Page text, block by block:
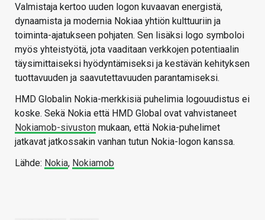
Valmistaja kertoo uuden logon kuvaavan energistä,
dynaamista ja modernia Nokiaa yhtiön kulttuuriin ja
toiminta-ajatukseen pohjaten. Sen lisäksi logo symboloi
myös yhteistyötä, jota vaaditaan verkkojen potentiaalin
täysimittaiseksi hyödyntämiseksi ja kestävän kehityksen
tuottavuuden ja saavutettavuuden parantamiseksi.
HMD Globalin Nokia-merkkisiä puhelimia logouudistus ei
koske. Sekä Nokia että HMD Global ovat vahvistaneet
Nokiamob-sivuston mukaan, että Nokia-puhelimet
jatkavat jatkossakin vanhan tutun Nokia-logon kanssa.
Lähde: Nokia, Nokiamob